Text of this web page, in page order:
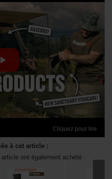
Cliquez pour lire
à cet article :
ont également acheté :